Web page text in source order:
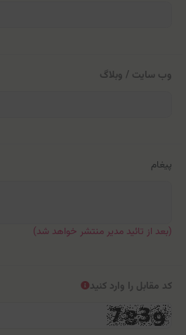
وب سایت / وبلاگ
پیغام
(بعد از تائید مدیر منتشر خواهد شد)
کد مقابل را وارد کنید